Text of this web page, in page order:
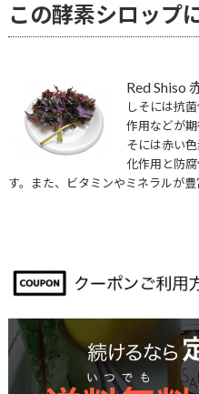
この酵素シロップ
Red Shiso
しそには抗
作用などが
そには赤い
化作用と防
す。また、ビタミンやミネラルが豊